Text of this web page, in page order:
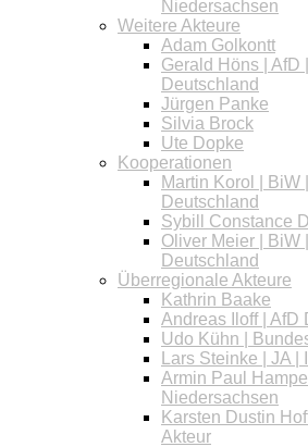
Niedersachsen
Weitere Akteure
Adam Golkontt
Gerald Höns | AfD
Deutschland
Jürgen Panke
Silvia Brock
Ute Dopke
Kooperationen
Martin Korol | BiW
Deutschland
Sybill Constance
Oliver Meier | BiW
Deutschland
Überregionale Akteure
Kathrin Baake
Andreas Iloff | AfD
Udo Kühn |
Lars Steinke | JA |
Armin Paul
Niedersachsen
Karsten Dustin
Akteur